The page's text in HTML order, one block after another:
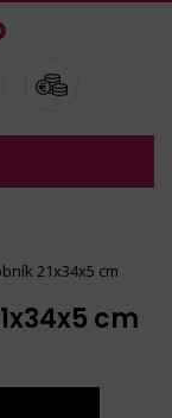
21x34x5 cm
cm